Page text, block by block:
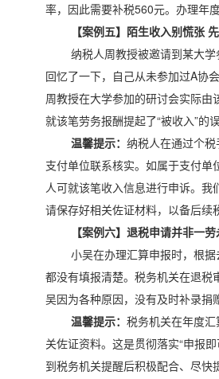
率，因此需要补税560元。办理年
【案例五】陌生收入别慌张
纳税人周教授被邀请到某大
回忆了一下，自己从未参加过A协
周教授在大学参加的研讨会实际
就该笔劳务报酬提起了“被收入”的
温馨提示： 纳税人在通过个
支付单位联系核实。如属于支付
人可就该笔收入信息进行申诉。
请保存好相关佐证材料，以备后续
【案例六】退税申请并非一
小吴在办理汇算申报时，根
都没有填报清楚。税务机关在退
吴因为各种原因，没有及时补录
温馨提示： 税务机关在年度
关佐证资料。这是贯彻落实“申报
到税务机关提醒后积极配合、尽